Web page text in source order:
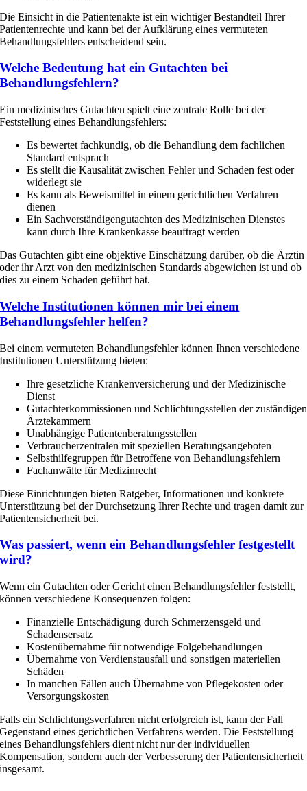
Die Einsicht in die Patientenakte ist ein wichtiger Bestandteil Ihrer
Patientenrechte und kann bei der Aufklärung eines vermuteten
Behandlungsfehlers entscheidend sein.
Welche Bedeutung hat ein Gutachten bei
Behandlungsfehlern?
Ein medizinisches Gutachten spielt eine zentrale Rolle bei der
Feststellung eines Behandlungsfehlers:
Es bewertet fachkundig, ob die Behandlung dem fachlichen
Standard entsprach
Es stellt die Kausalität zwischen Fehler und Schaden fest oder
widerlegt sie
Es kann als Beweismittel in einem gerichtlichen Verfahren
dienen
Ein Sachverständigengutachten des Medizinischen Dienstes
kann durch Ihre Krankenkasse beauftragt werden
Das Gutachten gibt eine objektive Einschätzung darüber, ob die Ärztin
oder ihr Arzt von den medizinischen Standards abgewichen ist und ob
dies zu einem Schaden geführt hat.
Welche Institutionen können mir bei einem
Behandlungsfehler helfen?
Bei einem vermuteten Behandlungsfehler können Ihnen verschiedene
Institutionen Unterstützung bieten:
Ihre gesetzliche Krankenversicherung und der Medizinische
Dienst
Gutachterkommissionen und Schlichtungsstellen der zuständigen
Ärztekammern
Unabhängige Patientenberatungsstellen
Verbraucherzentralen mit speziellen Beratungsangeboten
Selbsthilfegruppen für Betroffene von Behandlungsfehlern
Fachanwälte für Medizinrecht
Diese Einrichtungen bieten Ratgeber, Informationen und konkrete
Unterstützung bei der Durchsetzung Ihrer Rechte und tragen damit zur
Patientensicherheit bei.
Was passiert, wenn ein Behandlungsfehler festgestellt
wird?
Wenn ein Gutachten oder Gericht einen Behandlungsfehler feststellt,
können verschiedene Konsequenzen folgen:
Finanzielle Entschädigung durch Schmerzensgeld und
Schadensersatz
Kostenübernahme für notwendige Folgebehandlungen
Übernahme von Verdienstausfall und sonstigen materiellen
Schäden
In manchen Fällen auch Übernahme von Pflegekosten oder
Versorgungskosten
Falls ein Schlichtungsverfahren nicht erfolgreich ist, kann der Fall
Gegenstand eines gerichtlichen Verfahrens werden. Die Feststellung
eines Behandlungsfehlers dient nicht nur der individuellen
Kompensation, sondern auch der Verbesserung der Patientensicherheit
insgesamt.